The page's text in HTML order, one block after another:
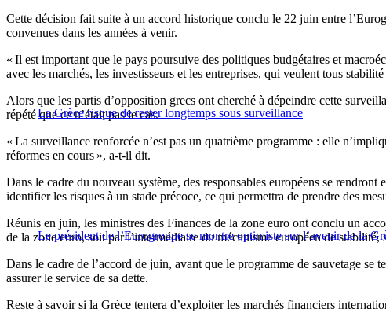
Cette décision fait suite à un accord historique conclu le 22 juin entre
convenues dans les années à venir.
« Il est important que le pays poursuive des politiques budgétaires et
avec les marchés, les investisseurs et les entreprises, qui veulent tous
La Grèce risque de rester longtemps sous surveillance
Alors que les partis d’opposition grecs ont cherché à dépeindre cette
répété que ce n’était pas le cas.
« La surveillance renforcée n’est pas un quatrième programme : elle
réformes en cours », a-t-il dit.
Dans le cadre du nouveau système, des responsables européens se
identifier les risques à un stade précoce, ce qui permettra de prendre des
Le président de l’Eurogroupe se montre optimiste sur l’avenir de la
Réunis en juin, les ministres des Finances de la zone euro ont conclu un
de la zone euro, soit par l’intermédiaire du mécanisme européen de
Dans le cadre de l’accord de juin, avant que le programme de sauvetage
assurer le service de sa dette.
Reste à savoir si la Grèce tentera d’exploiter les marchés financiers